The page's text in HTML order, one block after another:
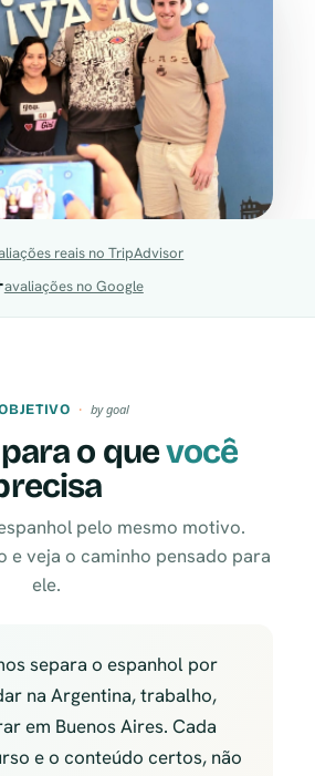
reais no TripAdvisor
avaliações no Google
by goal
o quevocê
pelo mesmo motivo.
e veja o caminho pensado para
ele.
separa o espanhol por
na Argentina, trabalho,
em Buenos Aires. Cada
e o conteúdo certos, não